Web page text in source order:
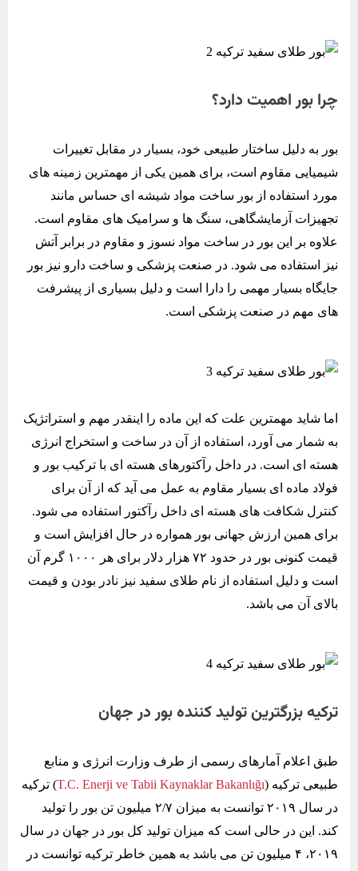
چرا بور اهمیت دارد؟
بور به دلیل ساختار طبیعی خود، بسیار در مقابل تغییرات
شیمیایی مقاوم است، برای همین یکی از مهمترین زمینه های
مورد استفاده از بور ساخت مواد شیشه ای حساس مانند
تجهیزات آزمایشگاهی،‌ سنگ ها و سرامیک های مقاوم است.
علاوه بر این بور در ساخت مواد نسوز و مقاوم در برابر آتش
نیز استفاده می شود. در صنعت پزشکی و ساخت دارو نیز بور
جایگاه بسیار مهمی را دارا است و دلیل بسیاری از پیشرفت
های مهم در صنعت پزشکی است.
اما شاید مهمترین علت که این ماده را اینقدر مهم و استراتژیک
به شمار می آورد، استفاده از آن در ساخت و استخراج انرژی
هسته ای است. در داخل رآکتورهای هسته ای با ترکیب بور و
فولاد ماده ای بسیار مقاوم به عمل می آید که از آن برای
کنترل شکافت های هسته ای داخل رآکتور استفاده می شود.
برای همین ارزش جهانی بور همواره در حال افزایش است و
قیمت کنونی بور در حدود ۷۲ هزار دلار برای هر ۱۰۰۰ گرم آن
است و دلیل استفاده از نام طلای سفید نیز نادر بودن و قیمت
بالای آن می باشد.
ترکیه بزرگترین تولید کننده بور در جهان
طبق اعلام آمارهای رسمی از طرف وزارت انرژی و منابع
طبیعی ترکیه (T.C. Enerji ve Tabii Kaynaklar Bakanlığı) ترکیه
در سال ۲۰۱۹ توانست به میزان ۲/۷ میلیون تن بور را تولید
کند. این در حالی است که میزان تولید کل بور در جهان در سال
۲۰۱۹، ۴ میلیون تن می باشد به همین خاطر ترکیه توانست در